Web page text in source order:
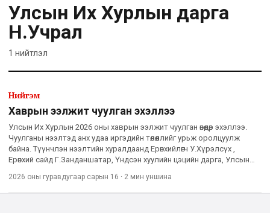
Улсын Их Хурлын дарга
Н.Учрал
1 нийтлэл
Нийгэм
Хаврын ээлжит чуулган эхэллээ
Улсын Их Хурлын 2026 оны хаврын ээлжит чуулган өнөөдөр эхэллээ.
Чуулганы нээлтэд анх удаа иргэдийн төлөөллийг урьж оролцуулж
байна. Түүнчлэн нээлтийн хуралдаанд Ерөнхийлөгч У.Хүрэлсүх ,
Ерөнхий сайд Г.Занданшатар, Үндсэн хуулийн цэцийн дарга, Улсын
2026 оны гуравдугаар сарын 16 · 2 мин уншина